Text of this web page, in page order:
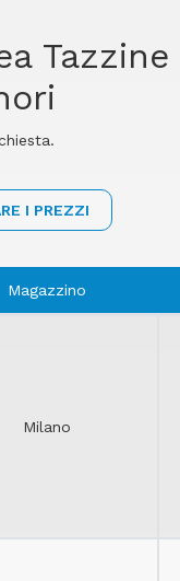
Tazzine
I PREZZI
Magazzino
Milano